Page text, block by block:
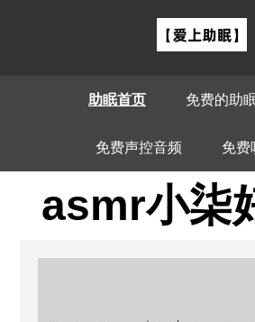
助眠首页 免费的助
免费声控音频 免费
asmr小柒